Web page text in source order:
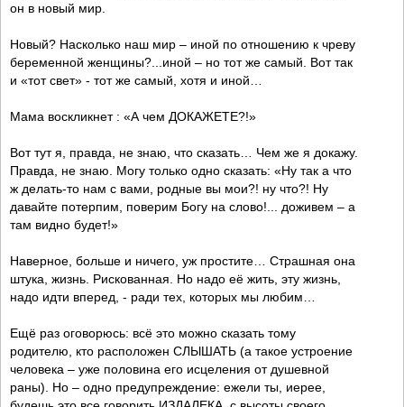
он в новый мир.
Новый? Насколько наш мир – иной по отношению к чреву
беременной женщины?...иной – но тот же самый. Вот так
и «тот свет» - тот же самый, хотя и иной…
Мама воскликнет : «А чем ДОКАЖЕТЕ?!»
Вот тут я, правда, не знаю, что сказать… Чем же я докажу.
Правда, не знаю. Могу только одно сказать: «Ну так а что
ж делать-то нам с вами, родные вы мои?! ну что?! Ну
давайте потерпим, поверим Богу на слово!... доживем – а
там видно будет!»
Наверное, больше и ничего, уж простите… Страшная она
штука, жизнь. Рискованная. Но надо её жить, эту жизнь,
надо идти вперед, - ради тех, которых мы любим…
Ещё раз оговорюсь: всё это можно сказать тому
родителю, кто расположен СЛЫШАТЬ (а такое устроение
человека – уже половина его исцеления от душевной
раны). Но – одно предупреждение: ежели ты, иерее,